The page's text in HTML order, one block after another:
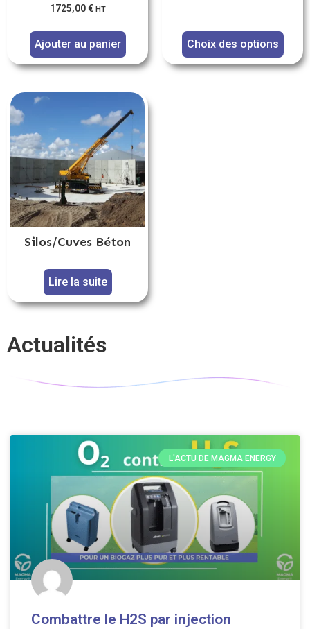
1725,00€ HT
Ajouter au panier Choix des options
Silos/Cuves Béton
Lire la suite
Actualités
L'ACTU DE MAGMA ENERGY
Combattre le H2S par injection